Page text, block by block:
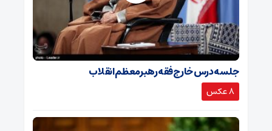
جلسه درس خارج فقه رهبرمعظم انقلاب
8 عکس